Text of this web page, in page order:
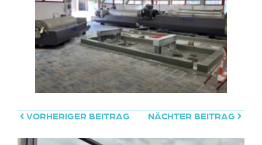
VORHERIGER BEITRAG NÄCHTER BEITRAG